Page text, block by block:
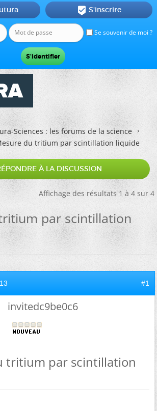
Se souvenir de moi ?
 S'inscrire
Sciences : les forums de la science
du tritium par scintillation liquide
À LA DISCUSSION
Affichage des résultats 1 à 4 sur 4
par scintillation
#1
invitedc9be0c6
tritium par scintillation